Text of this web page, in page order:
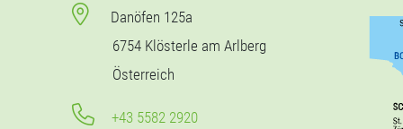
Danöfen 125a
6754 Klösterle am Arlberg
Österreich
+43 5582 2920